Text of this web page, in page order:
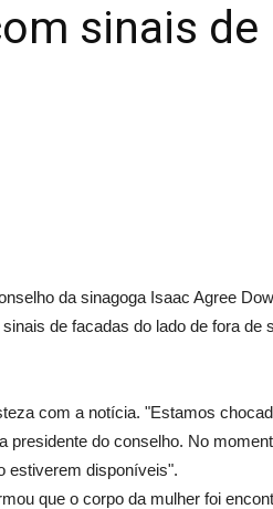
sinais de
da sinagoga Isaac Agree
de facadas do lado de fora de
com a notícia. "Estamos
presidente do conselho. No
estiverem disponíveis".
que o corpo da mulher foi